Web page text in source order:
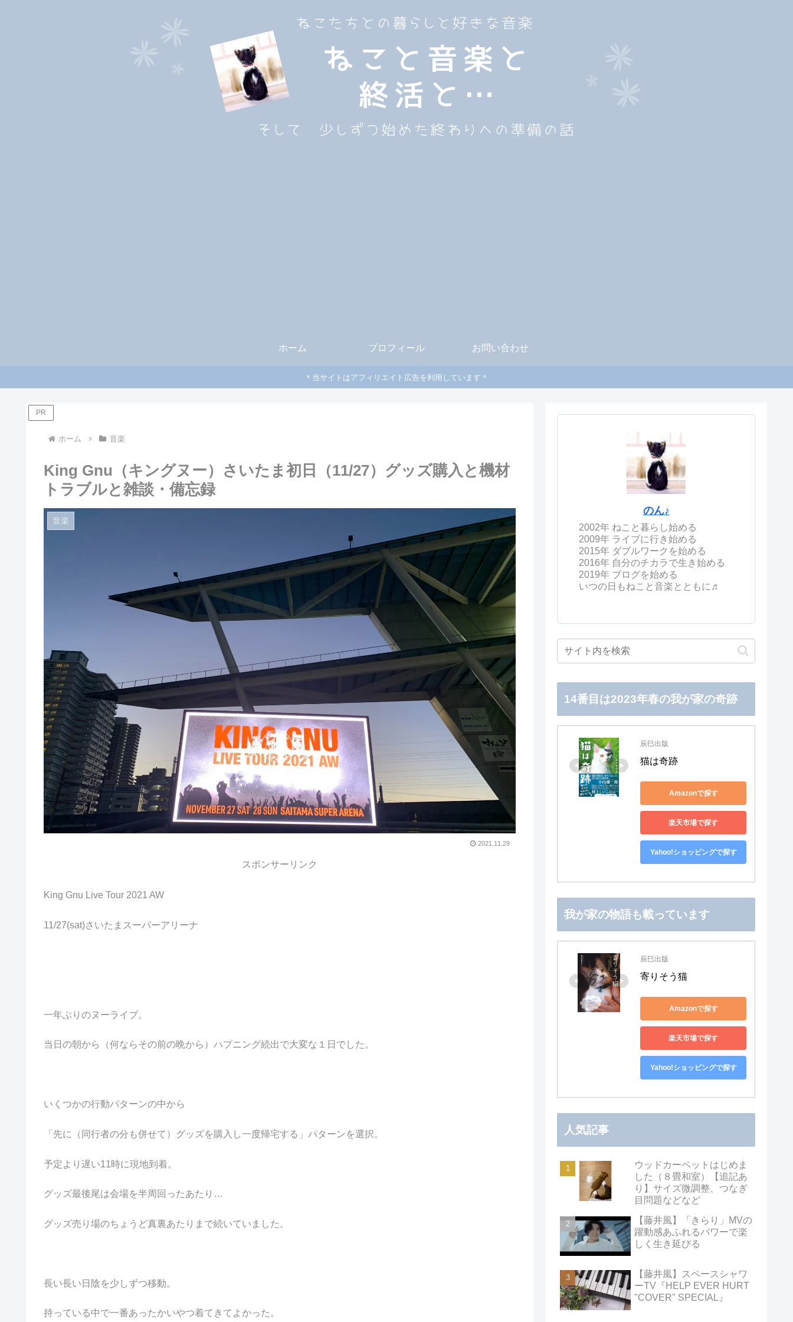
ホーム プロフィール お問い合わせ
＊当サイトはアフィリエイト広告を利用しています＊
PR
ホーム 音楽
King Gnu（キングヌー）さいたま初日（11/27）グッズ購入と機材
トラブルと雑談・備忘録
音楽
2021.11.29
スポンサーリンク
King Gnu Live Tour 2021 AW
11/27(sat)さいたまスーパーアリーナ
一年ぶりのヌーライブ。
当日の朝から（何ならその前の晩から）ハプニング続出で大変な１日でした。
いくつかの行動パターンの中から
「先に（同行者の分も併せて）グッズを購入し一度帰宅する」パターンを選択。
予定より遅い11時に現地到着。
グッズ最後尾は会場を半周回ったあたり…
グッズ売り場のちょうど真裏あたりまで続いていました。
長い長い日陰を少しずつ移動。
持っている中で一番あったかいやつ着てきてよかった。
のん♪
2002年 ねこと暮らし始める
2009年 ライブに行き始める
2015年 ダブルワークを始める
2016年 自分のチカラで生き始める
2019年 ブログを始める
いつの日もねこと音楽とともに♬
14番目は2023年春の我が家の奇跡
辰巳出版
猫は奇跡
Amazonで探す
楽天市場で探す
Yahoo!ショッピングで探す
我が家の物語も載っています
辰巳出版
寄りそう猫
Amazonで探す
楽天市場で探す
Yahoo!ショッピングで探す
人気記事
ウッドカーペットはじめま
した（８畳和室）【追記あ
り】サイズ微調整、つなぎ
目問題などなど
【藤井風】「きらり」MVの
躍動感あふれるパワーで楽
しく生き延びる
【藤井風】スペースシャワ
ーTV『HELP EVER HURT
"COVER" SPECIAL』